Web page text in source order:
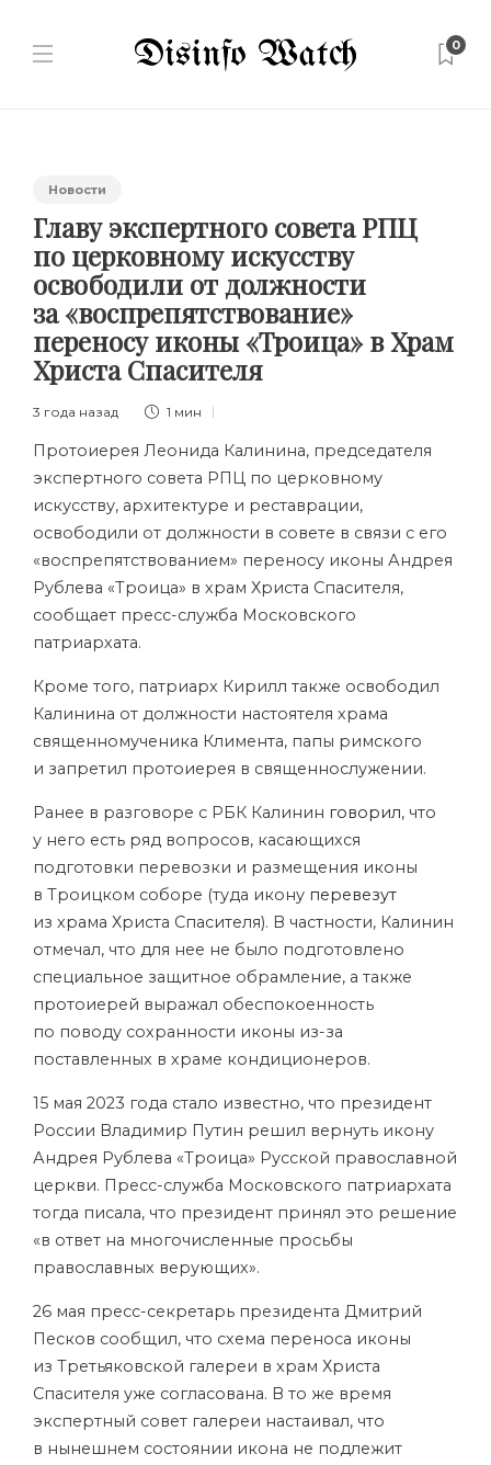
0
Новости
Главу экспертного совета РПЦ
по церковному искусству
освободили от должности
за «воспрепятствование»
переносу иконы «Троица» в Храм
Христа Спасителя
3 года назад 1 мин
Протоиерея Леонида Калинина, председателя
экспертного совета РПЦ по церковному
искусству, архитектуре и реставрации,
освободили от должности в совете в связи с его
«воспрепятствованием» переносу иконы Андрея
Рублева «Троица» в храм Христа Спасителя,
сообщает пресс-служба Московского
патриархата.
Кроме того, патриарх Кирилл также освободил
Калинина от должности настоятеля храма
священномученика Климента, папы римского
и запретил протоиерея в священнослужении.
Ранее в разговоре с РБК Калинин говорил, что
у него есть ряд вопросов, касающихся
подготовки перевозки и размещения иконы
в Троицком соборе (туда икону перевезут
из храма Христа Спасителя). В частности, Калинин
отмечал, что для нее не было подготовлено
специальное защитное обрамление, а также
протоиерей выражал обеспокоенность
по поводу сохранности иконы из-за
поставленных в храме кондиционеров.
15 мая 2023 года стало известно, что президент
России Владимир Путин решил вернуть икону
Андрея Рублева «Троица» Русской православной
церкви. Пресс-служба Московского патриархата
тогда писала, что президент принял это решение
«в ответ на многочисленные просьбы
православных верующих».
26 мая пресс-секретарь президента Дмитрий
Песков сообщил, что схема переноса иконы
из Третьяковской галереи в храм Христа
Спасителя уже согласована. В то же время
экспертный совет галереи настаивал, что
в нынешнем состоянии икона не подлежит